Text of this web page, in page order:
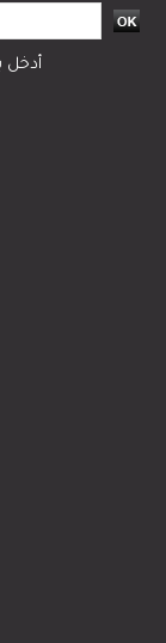
أدخل